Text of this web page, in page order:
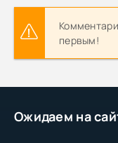
Ожидаем на
первым!